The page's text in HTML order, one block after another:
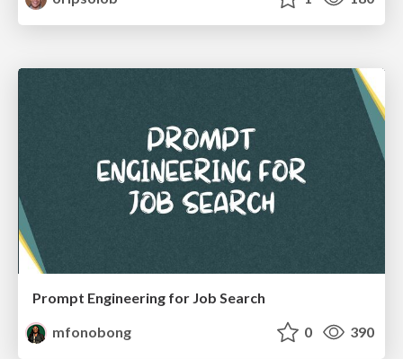
Prompt Engineering for Job Search
mfonobong
0 390